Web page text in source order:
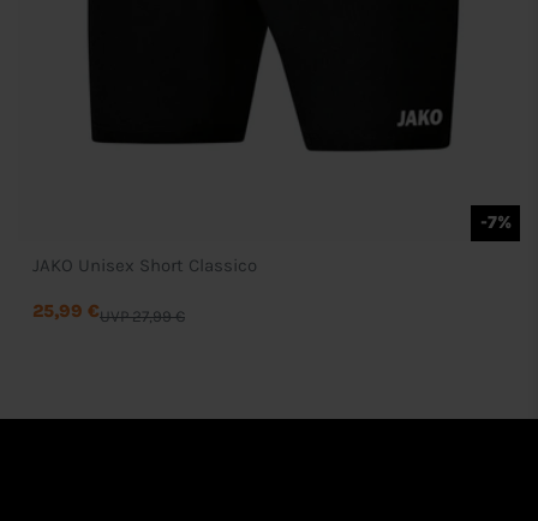
-7%
JAKO Unisex Short Classico
UVP 27,99 €
25,99 €